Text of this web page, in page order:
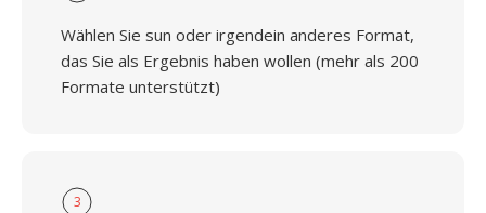
Wählen Sie sun oder irgendein anderes Format,
das Sie als Ergebnis haben wollen (mehr als 200
Formate unterstützt)
3